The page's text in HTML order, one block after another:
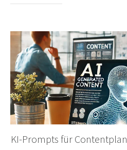
KI-Prompts für Contentplan